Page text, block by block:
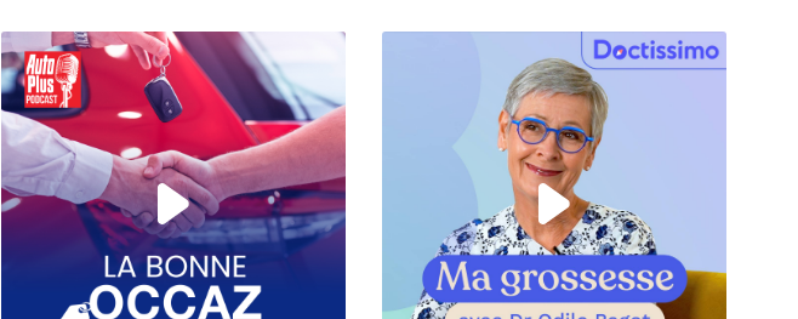
S12E147: L'actu auto du 04 août 2020
00:07:33 - IL Y A 6 ANS
S12E146: L'actu auto du 28 juillet 2020
00:04:46 - IL Y A 6 ANS
S12E145: L'actu auto du 24 juillet 2020
00:03:37 - IL Y A 6 ANS